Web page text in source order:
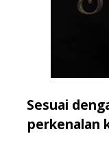
Sesuai
perkenalan